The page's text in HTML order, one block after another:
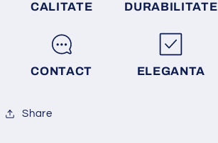
CALITATE DURABILITATE
CONTACT ELEGANTA
Share